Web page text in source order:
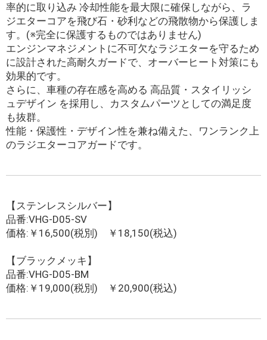
率的に取り込み 冷却性能を最大限に確保しながら、ラ
ジエターコアを飛び石・砂利などの飛散物から保護しま
す。(※完全に保護するものではありません)
エンジンマネジメントに不可欠なラジエターを守るため
に設計された高耐久ガードで、オーバーヒート対策にも
効果的です。
さらに、車種の存在感を高める 高品質・スタイリッシ
ュデザイン を採用し、カスタムパーツとしての満足度
も抜群。
性能・保護性・デザイン性を兼ね備えた、ワンランク上
のラジエターコアガードです。
【ステンレスシルバー】
品番:VHG-D05-SV
価格:￥16,500(税別) ￥18,150(税込)
【ブラックメッキ】
品番:VHG-D05-BM
価格:￥19,000(税別) ￥20,900(税込)